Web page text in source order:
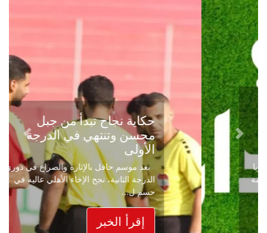
حكاية نجاح تبدأ من جبل
محسن وتنتهي في الدرجة
الأولى
بعد موسم حافل بالإثارة والصراع في دوري
الدرجة الثانية، نجح الإخاء الأهلي عاليه في
حسم ل...
إقرأ الخبر
Previous
Next